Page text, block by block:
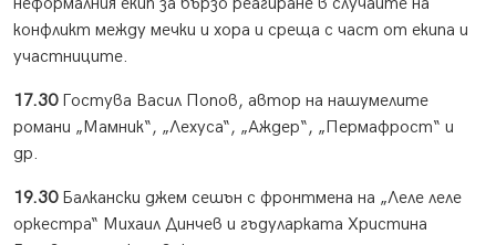
конфликт между мечки и хора и среща с част от екипа и
участниците.
17.30Гостува Васил Попов, автор на нашумелите
романи „Мамник“, „Лехуса“, „Аждер“, „Пермафрост“ и
др.
19.30Балкански джем сешън с фронтмена на „Леле леле
оркестра“ Михаил Динчев и гъдуларката Христина